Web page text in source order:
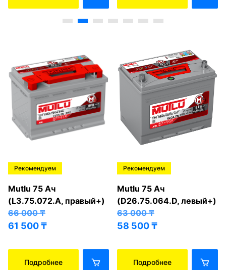
Рекомендуем
Mutlu 75 Ач
(L3.75.072.A, правый+)
66 000₸
61 500₸
Подробнее
Рекомендуем
Mutlu 75 Ач
(D26.75.064.D, левый+)
63 000₸
58 500₸
Подробнее